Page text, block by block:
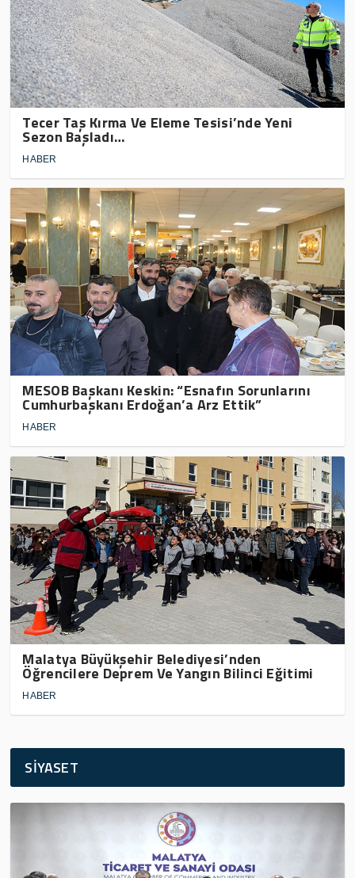
Tecer Taş Kırma Ve Eleme Tesisi’nde Yeni
Sezon Başladı…
HABER
MESOB Başkanı Keskin: “Esnafın Sorunlarını
Cumhurbaşkanı Erdoğan’a Arz Ettik”
HABER
Malatya Büyükşehir Belediyesi’nden
Öğrencilere Deprem Ve Yangın Bilinci Eğitimi
HABER
SİYASET